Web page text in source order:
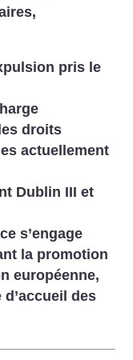
pris le
droits
actuellement
Dublin III et
s’engage
la promotion
européenne,
des